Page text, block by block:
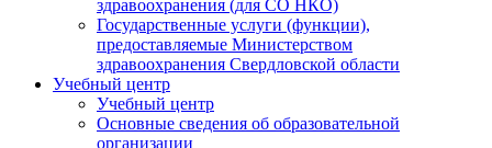
здравоохранения (для СО НКО)
Государственные услуги (функции),
предоставляемые Министерством
здравоохранения Свердловской области
Учебный центр
Учебный центр
Основные сведения об образовательной
организации